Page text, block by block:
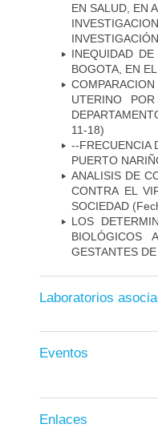
EN SALUD, EN
INEQUIDAD
BOGOTA, EN
UTERINO
11-18)
--FRECUENCIA
PUERTO
ANALISIS DE
CONTRA EL
SOCIEDAD
LOS
BIOLÓGICOS
GESTANTES
Laboratorios
Eventos
Enlaces